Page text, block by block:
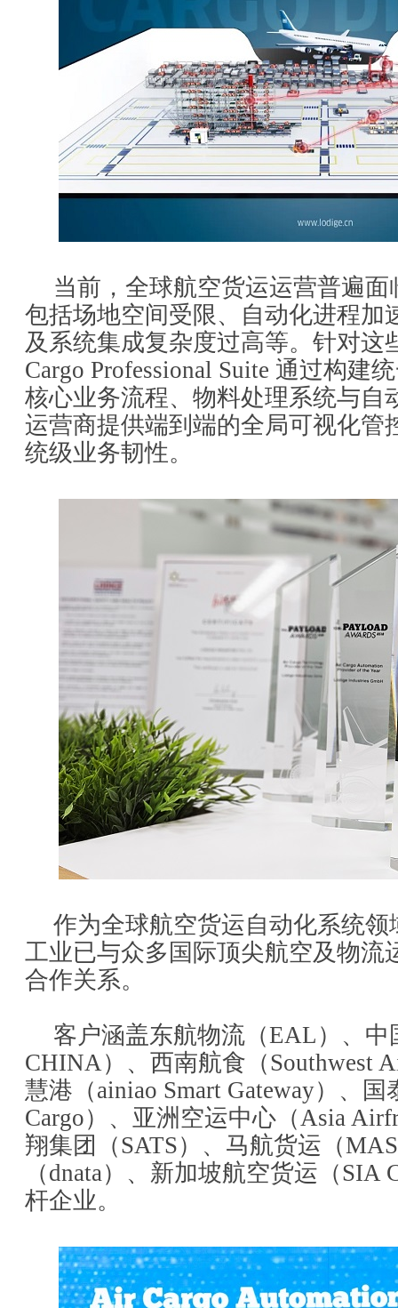
当前，全球航空货运运营普遍
包括场地空间受限、自动化进程加
及系统集成复杂度过高等。针对这
Cargo Professional Suite 通过构建
核心业务流程、物料处理系统与自
运营商提供端到端的全局可视化管
统级业务韧性。
作为全球航空货运自动化系统
工业已与众多国际顶尖航空及物流
合作关系。
客户涵盖东航物流（EAL）、
CHINA）、西南航食（Southwest
慧港（ainiao Smart Gateway）、国
Cargo）、亚洲空运中心（Asia
翔集团（SATS）、马航货运（
（dnata）、新加坡航空货运（SIA
杆企业。